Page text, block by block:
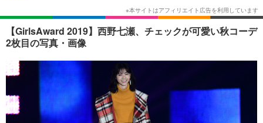
韓国・芸能
音楽 スポーツ
ショッピング
ライフTOP グルメ
ペット ショッピング
その他
リリース一覧
プッシュ通知の停止方法
【GirlsAward 2019】西野七瀬、チェックが可愛い秋コーデ
2枚目の写真・画像